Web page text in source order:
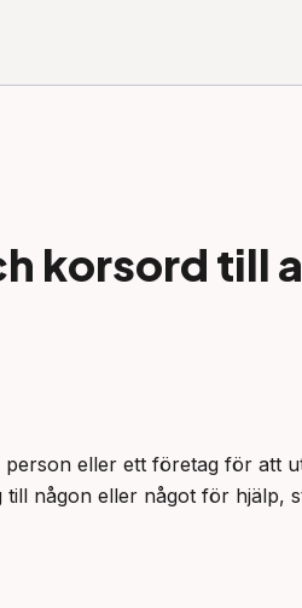
korsord till
person eller ett företag för att
till någon eller något för hjälp,